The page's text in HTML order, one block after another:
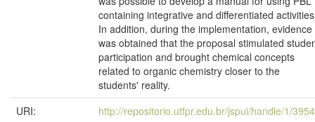
containing integrative and differentiated
In addition, during the implementation, evidence
was obtained that the proposal stimulated
participation and brought chemical concepts
related to organic chemistry closer to the
students' reality.
URI:
http://repositorio.utfpr.edu.br/jspui/handle/1/